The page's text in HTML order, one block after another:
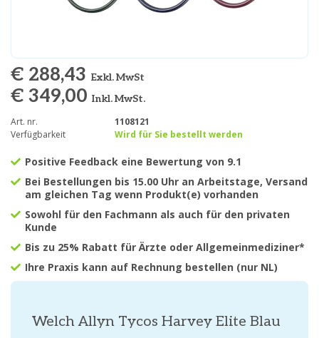
€ 288,43 Exkl. MwSt
€ 349,00 Inkl. MwSt.
Art. nr.
1108121
Verfügbarkeit
Wird für Sie bestellt werden
Positive Feedback eine Bewertung von 9.1
Bei Bestellungen bis 15.00 Uhr an Arbeitstage, Versand
am gleichen Tag wenn Produkt(e) vorhanden
Sowohl für den Fachmann als auch für den privaten
Kunde
Bis zu 25% Rabatt für Ärzte oder Allgemeinmediziner*
Ihre Praxis kann auf Rechnung bestellen (nur NL)
Welch Allyn Tycos Harvey Elite Blau